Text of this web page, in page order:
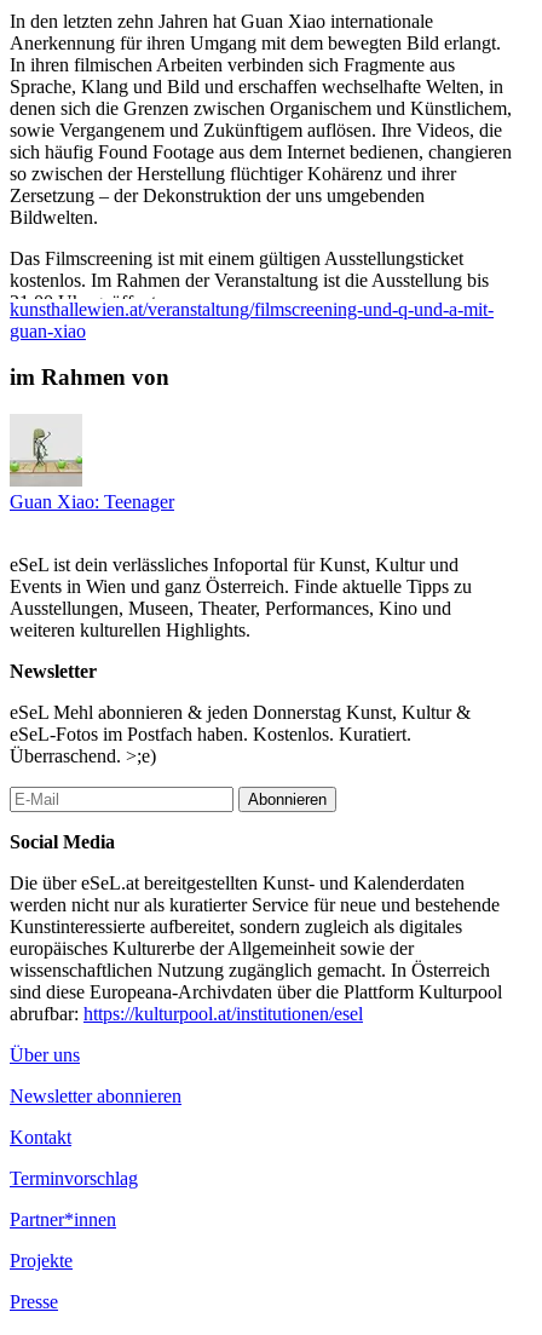
In den letzten zehn Jahren hat Guan Xiao internationale
Anerkennung für ihren Umgang mit dem bewegten Bild erlangt.
In ihren filmischen Arbeiten verbinden sich Fragmente aus
Sprache, Klang und Bild und erschaffen wechselhafte Welten, in
denen sich die Grenzen zwischen Organischem und Künstlichem,
sowie Vergangenem und Zukünftigem auflösen. Ihre Videos, die
sich häufig Found Footage aus dem Internet bedienen, changieren
so zwischen der Herstellung flüchtiger Kohärenz und ihrer
Zersetzung – der Dekonstruktion der uns umgebenden
Bildwelten.
Das Filmscreening ist mit einem gültigen Ausstellungsticket
kostenlos. Im Rahmen der Veranstaltung ist die Ausstellung bis
21:00 Uhr geöffnet.
Programm
Just A Normal Day, 2019 (27 Minuten)
In der Dreikanalinstallation verweben sich Straßenslang,
thematisiert die Verwundbarkeit des menschlichen Körpers durch
Verletzungen, medizinische Eingriffe und Verfall und bettet diese
Untersuchung in symbolische Landschaften von Himmel und
Erde.
Indem sich in der rasanten Dreikanalinstallation Vergangenheit,
Gegenwart und Zukunft übereinander legen, evoziert sie ein
Gefühl der Gleichzeitigkeit. In Guan Xiaos dichter Montage,
überwiegend bestehend aus Found Footage Material aus dem
Internet, übersteigern und fiktionalisieren sich alltägliche Bilder.
Ebenfalls aus dem Internet stammende Aufnahmen von
Menschen, Objekten, Tieren und Naturphänomenen behandelt
Guan Xiao in Weather Forecast mit gleicher Gewichtung. Geleitet
die Desorientierung des Reisens sowie die nicht lineare
Zirkulation von Geschichte und Wahrnehmung.
Im Anschluss an das Screening bietet ein Gespräch mit der
Künstlerin, moderiert von Anna Marckwald, Besucher*innen die
Gelegenheit, Guan Xiaos Arbeitsweise näher kennenzulernen und
eigene Fragen zu stellen.
Die Filme von Guan Xiao wurden international bei Biennalen
und in Museen in Europa, Asien und Amerika gezeigt. Ab dem 7.
Oktober 2025 präsentiert die Kunsthalle Wien ihre erste
Einzelausstellung in Österreich.
...Mehr lesen
kunsthallewien.at/veranstaltung/filmscreening-und-q-und-a-mit-
guan-xiao
im Rahmen von
Guan Xiao: Teenager
eSeL ist dein verlässliches Infoportal für Kunst, Kultur und
Events in Wien und ganz Österreich. Finde aktuelle Tipps zu
Ausstellungen, Museen, Theater, Performances, Kino und
weiteren kulturellen Highlights.
Newsletter
eSeL Mehl abonnieren & jeden Donnerstag Kunst, Kultur &
eSeL-Fotos im Postfach haben. Kostenlos. Kuratiert.
Überraschend. >;e)
Abonnieren
Social Media
Die über eSeL.at bereitgestellten Kunst- und Kalenderdaten
werden nicht nur als kuratierter Service für neue und bestehende
Kunstinteressierte aufbereitet, sondern zugleich als digitales
europäisches Kulturerbe der Allgemeinheit sowie der
wissenschaftlichen Nutzung zugänglich gemacht. In Österreich
sind diese Europeana-Archivdaten über die Plattform Kulturpool
abrufbar: https://kulturpool.at/institutionen/esel
Über uns
Newsletter abonnieren
Kontakt
Terminvorschlag
Partner*innen
Projekte
Presse